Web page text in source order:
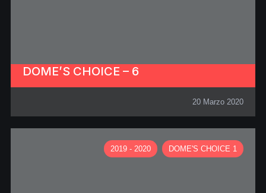
DOME’S CHOICE – 6
20 Marzo 2020
2019 - 2020 DOME'S CHOICE 1